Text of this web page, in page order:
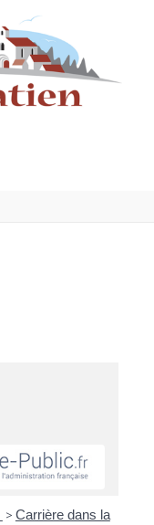
> Carrière dans la